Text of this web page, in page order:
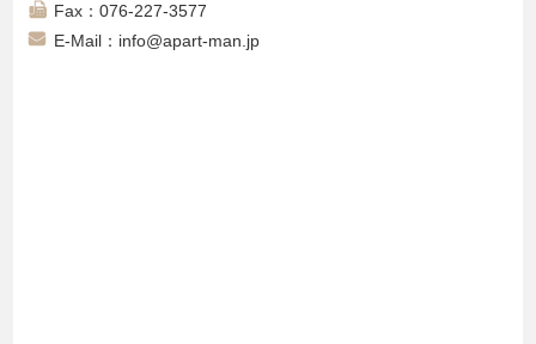
Fax：076-227-3577
E-Mail：info@apart-man.jp